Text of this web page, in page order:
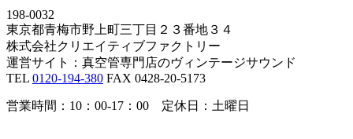
198-0032
東京都青梅市野上町三丁目２３番地３４
株式会社クリエイティブファクトリー
運営サイト：真空管専門店のヴィンテージサウンド
TEL 0120-194-380 FAX 0428-20-5173
営業時間：10：00-17：00 定休日：土曜日